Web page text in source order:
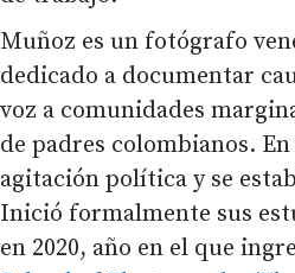
Muñoz es un fotógrafo
dedicado a documentar
voz a comunidades
de padres colombianos.
agitación política y se
Inició formalmente sus
en 2020, año en el que